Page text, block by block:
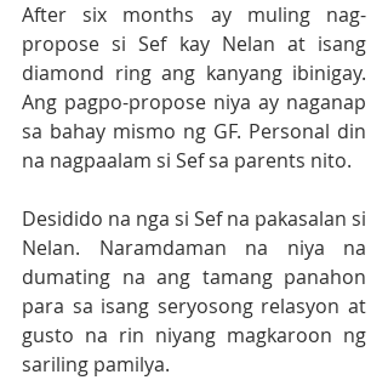
After six months ay muling nag-
propose si Sef kay Nelan at isang
diamond ring ang kanyang ibinigay.
Ang pagpo-propose niya ay naganap
sa bahay mismo ng GF. Personal din
na nagpaalam si Sef sa parents nito.
Desidido na nga si Sef na pakasalan si
Nelan. Naramdaman na niya na
dumating na ang tamang panahon
para sa isang seryosong relasyon at
gusto na rin niyang magkaroon ng
sariling pamilya.